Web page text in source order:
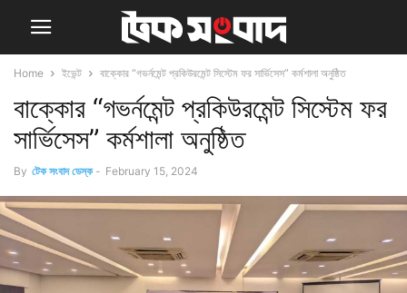
Home ইভেন্ট বাক্কোর “গভর্নমেন্ট প্রকিউরমেন্ট সিস্টেম ফর সার্ভিসেস” কর্মশালা অনুষ্ঠিত
বাক্কোর “গভর্নমেন্ট প্রকিউরমেন্ট সিস্টেম ফর
সার্ভিসেস” কর্মশালা অনুষ্ঠিত
By টেক সংবাদ ডেস্ক - February 15, 2024